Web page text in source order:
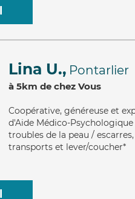
Lina U., Pontarlier
à 5km de chez Vous
Coopérative, généreuse et
d'Aide Médico-
troubles de la peau /
transports et lever/coucher*